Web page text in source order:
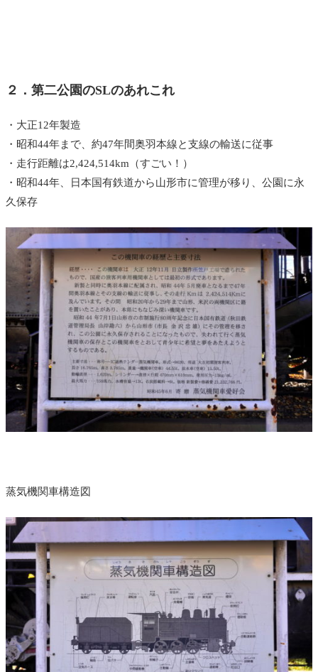
２．第二公園のSLのあれこれ
・大正12年製造
・昭和44年まで、約47年間奥羽本線と支線の輸送に従事
・走行距離は2,424,514km（すごい！）
・昭和44年、日本国有鉄道から山形市に管理が移り、公園に永
久保存
蒸気機関車構造図